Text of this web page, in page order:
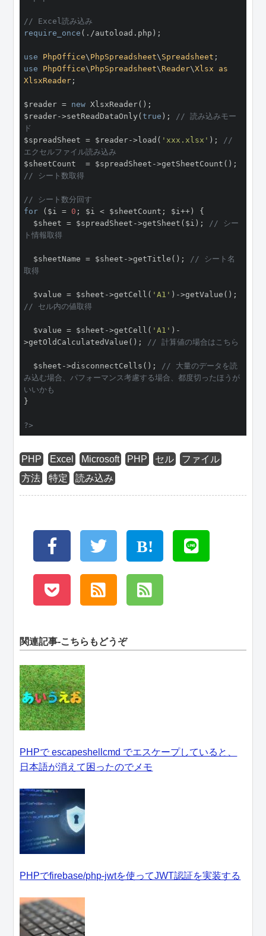
// Excel読み込み
require_once (./autoload.php);
use PhpOffice\ PhpSpreadsheet\ Spreadsheet
use
PhpOffice\ PhpSpreadsheet\ Reader\Xlsx
as
XlsxReader;
$reader = new XlsxReader();
$reader->setReadDataOnly( true );
// 読み込みモー
ド
$spreadSheet = $reader->load( 'xxx.xlsx' );
//
エクセルファイル読み込み
// シート数取得
// シート数分回す
for ($i = 0 ; $i < $sheetCount; $i++) {
  $sheet = $spreadSheet->getSheet($i);
// シー
ト情報取得
  $sheetName = $sheet->getTitle();
// シート名
取得
  $value = $sheet->getCell(
'A1'
// セル内の値取得
  $value = $sheet->getCell(
'A1' )-
>getOldCalculatedValue();
// 計算値の場合はこちら
  $sheet->disconnectCells();
// 大量のデータを読
み込む場合、パフォーマンス考慮する場合、都度切ったほうが
いいかも
}
?>
PHP Excel Microsoft PHP セル
ファイル
方法
特定 読み込み
関連記事-こちらもどうぞ
PHPで escapeshellcmd でエスケープしていると、
日本語が消えて困ったのでメモ
PHPでfirebase/php-jwtを使ってJWT認証を実装する